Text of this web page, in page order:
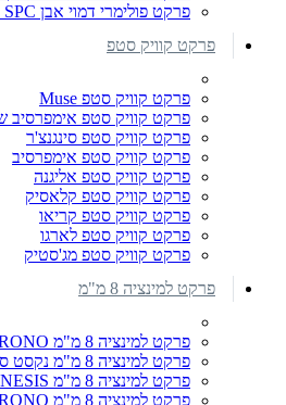
פרקט פולימרי דמוי אבן REPUBLIC SPC נגד מים
פרקט קוויק סטפ
פרקט קוויק סטפ Muse
פרקט קוויק סטפ אימפרסיב
פרקט קוויק סטפ סינגנצ'ר
פרקט קוויק סטפ אימפרסיב
פרקט קוויק סטפ אליגנה
פרקט קוויק סטפ קלאסיק
פרקט קוויק סטפ קריאו
פרקט קוויק סטפ לארגו
פרקט קוויק סטפ מג'סטיק
פרקט למינציה 8 מ"מ
פרקט למינציה 8 מ"מ SWISS KRONO
פרקט למינציה 8 מ"מ נקסט סטפ
פרקט למינציה 8 מ"מ GENESIS
פרקט למינציה 8 מ"מ SWISS KRONO רחב